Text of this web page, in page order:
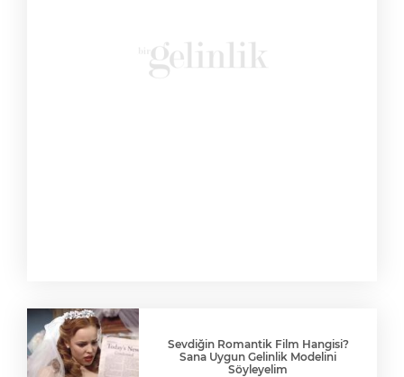
Sevdiğin Romantik Film Hangisi?
Sana Uygun Gelinlik Modelini
Söyleyelim